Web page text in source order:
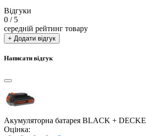
Відгуки
0 / 5
середній рейтинг товару
+ Додати відгук
Написати відгук
Акумуляторна батарея BLACK +
Оцінка: